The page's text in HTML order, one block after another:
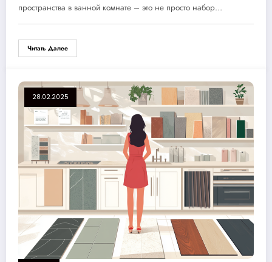
пространства в ванной комнате – это не просто набор…
Читать Далее
28.02.2025